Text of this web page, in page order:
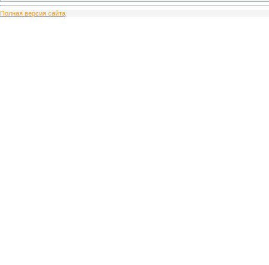
Полная версия сайта